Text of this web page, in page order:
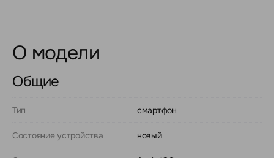
О модели
Общие
Тип смартфон
Состояние устройства новый